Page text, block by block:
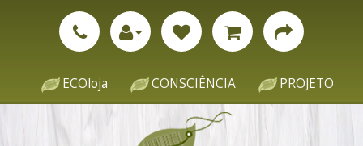
ECOloja CONSCIÊNCIA PROJETO